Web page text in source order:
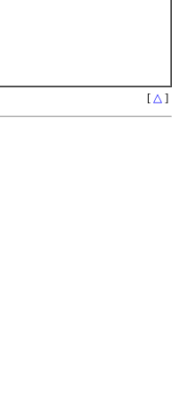
[ △ ]